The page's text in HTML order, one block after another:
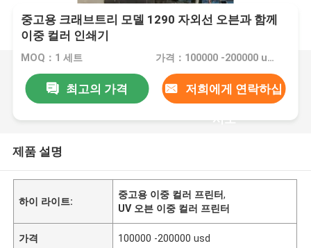
중고용 크래브트리 모델 1290 자외선 오븐과 함께
이중 컬러 인쇄기
MOQ：1 세트 가격：100000 -200000 usd
최고의 가격 저희에게 연락하십
시오
제품 설명
하이 라이트:
중고용 이중 컬러 프린터,
UV 오븐 이중 컬러 프린터
가격 100000 -200000 usd